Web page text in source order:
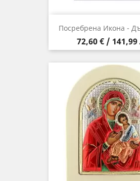
Посребрена Икона -
Цена
72,60 € / 141,99